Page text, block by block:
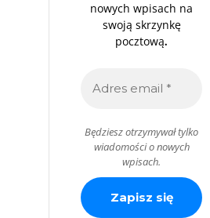
nowych wpisach na
swoją skrzynkę
pocztową.
Będziesz otrzymywał tylko
wiadomości o nowych
wpisach.